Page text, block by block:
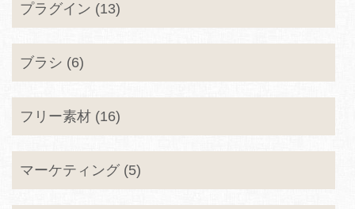
プラグイン (13)
ブラシ (6)
フリー素材 (16)
マーケティング (5)